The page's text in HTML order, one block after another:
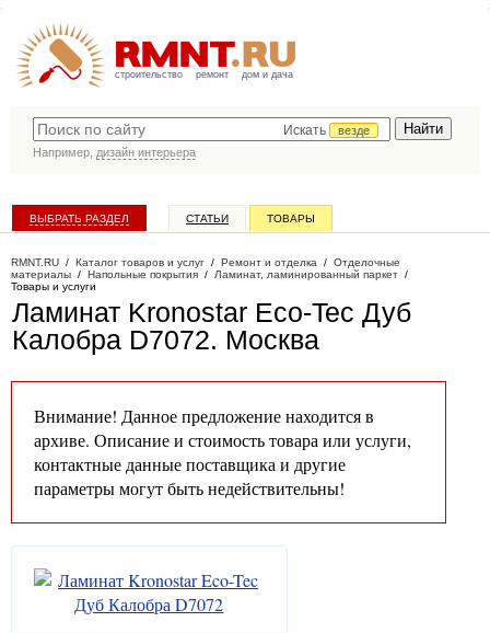
строительство ремонт дом и дача
Искать
везде
Например, дизайн интерьера
ВЫБРАТЬ РАЗДЕЛ СТАТЬИ ТОВАРЫ
RMNT.RU / Каталог товаров и услуг / Ремонт и отделка / Отделочные
материалы / Напольные покрытия / Ламинат, ламинированный паркет /
Товары и услуги
Ламинат Kronostar Eco-Tec Дуб
Калобра D7072. Москва
Внимание! Данное предложение находится в
архиве. Описание и стоимость товара или услуги,
контактные данные поставщика и другие
параметры могут быть недействительны!